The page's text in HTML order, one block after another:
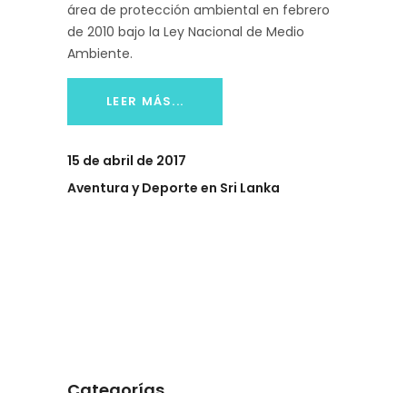
área de protección ambiental en febrero
de 2010 bajo la Ley Nacional de Medio
Ambiente.
LEER MÁS...
15 de abril de 2017
Aventura y Deporte en Sri Lanka